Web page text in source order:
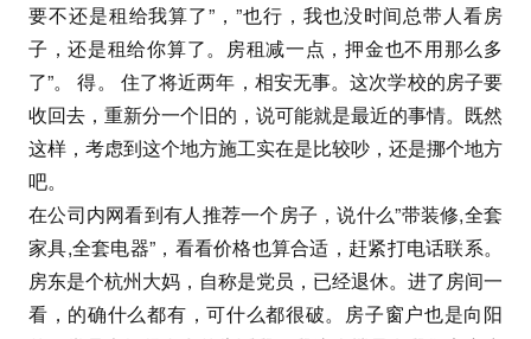
要不还是租给我算了”，”也行，我也没时间总带人看房
子，还是租给你算了。房租减一点，押金也不用那么多
了”。 得。 住了将近两年，相安无事。这次学校的房子要
收回去，重新分一个旧的，说可能就是最近的事情。既然
这样，考虑到这个地方施工实在是比较吵，还是挪个地方
吧。
在公司内网看到有人推荐一个房子，说什么”带装修,全套
家具,全套电器”，看看价格也算合适，赶紧打电话联系。
房东是个杭州大妈，自称是党员，已经退休。进了房间一
看，的确什么都有，可什么都很破。房子窗户也是向阳